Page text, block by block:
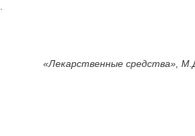
«Лекарственные средства»,